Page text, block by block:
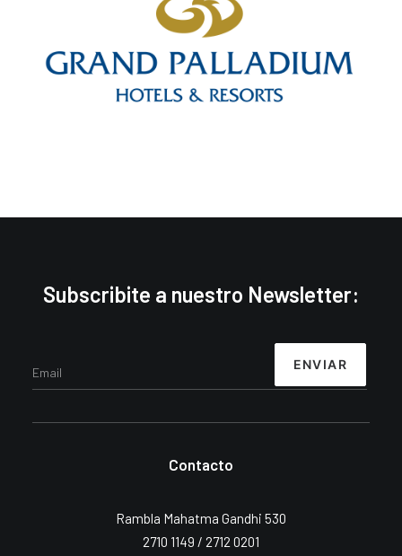
Subscribite a nuestro Newsletter:
Contacto
Rambla Mahatma Gandhi 530
2710 1149 / 2712 0201